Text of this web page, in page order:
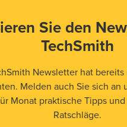
Sie den
TechSmith
Newsletter hat
Melden auch Sie sich an
Monat praktische Tipps
Ratschläge.